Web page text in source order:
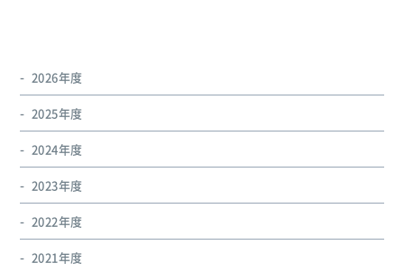
2026年度
2025年度
2024年度
2023年度
2022年度
2021年度